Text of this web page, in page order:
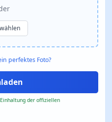
perfektes Foto?
der offiziellen